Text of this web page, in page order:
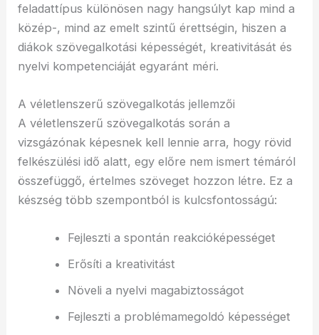
feladattípus különösen nagy hangsúlyt kap mind a
közép-, mind az emelt szintű érettségin, hiszen a
diákok szövegalkotási képességét, kreativitását és
nyelvi kompetenciáját egyaránt méri.
A véletlenszerű szövegalkotás jellemzői
A véletlenszerű szövegalkotás során a
vizsgázónak képesnek kell lennie arra, hogy rövid
felkészülési idő alatt, egy előre nem ismert témáról
összefüggő, értelmes szöveget hozzon létre. Ez a
készség több szempontból is kulcsfontosságú:
Fejleszti a spontán reakcióképességet
Erősíti a kreativitást
Növeli a nyelvi magabiztosságot
Fejleszti a problémamegoldó képességet